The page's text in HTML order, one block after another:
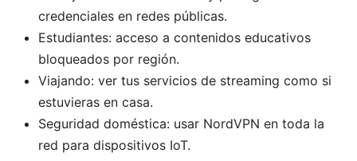
credenciales en redes públicas.
Estudiantes: acceso a contenidos educativos
bloqueados por región.
Viajando: ver tus servicios de streaming como si
estuvieras en casa.
Seguridad doméstica: usar NordVPN en toda la
red para dispositivos IoT.